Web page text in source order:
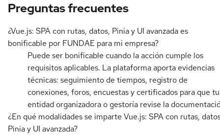
Preguntas frecuentes
¿Vue.js: SPA con rutas, datos, Pinia y UI avanzada es
bonificable por FUNDAE para mi empresa?
Puede ser bonificable cuando la acción cumple los
requisitos aplicables. La plataforma aporta evidencias
técnicas: seguimiento de tiempos, registro de
conexiones, foros, encuestas y certificados para que tu
entidad organizadora o gestoría revise la
¿En qué modalidades se imparte Vue.js: SPA con rutas,
Pinia y UI avanzada?